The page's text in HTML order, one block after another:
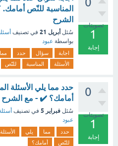
تصويتات
1
إجابة
المناسبة للنّص
الشرح
سُئل أبريل 21 في تصنيف
بواسطة عبود
اجابة سؤال حدد مما
الأسئلة
المناسبة للنّص
0
تصويتات
1
إجابة
حدد مما يلي الأسئلة
أمامك؟ ✔️ - مع الشرح
سُئل فبراير 5 في تصنيف
عبود
حدد مما يلي الأسئلة
للنّص
أمامك؟